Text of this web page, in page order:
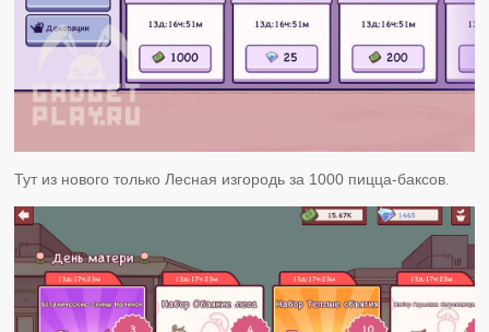
Тут из нового только Лесная изгородь за 1000 пицца-баксов.